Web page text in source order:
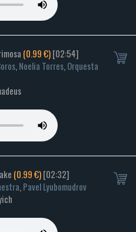
(0.99 €)[02:54]
,Noelia Torres,Orquesta
(0.99 €)[02:32]
,Pavel Lyubomudrov